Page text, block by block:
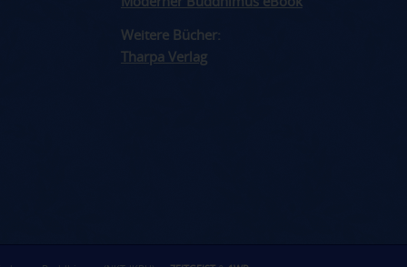
Weitere Bücher:
Tharpa Verlag